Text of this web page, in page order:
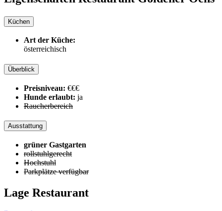
Küchen
Art der Küche:
österreichisch
Überblick
Preisniveau: €€€
Hunde erlaubt: ja
Raucherbereich
Ausstattung
grüner Gastgarten
rollstuhlgerecht
Hochstuhl
Parkplätze verfügbar
Lage Restaurant